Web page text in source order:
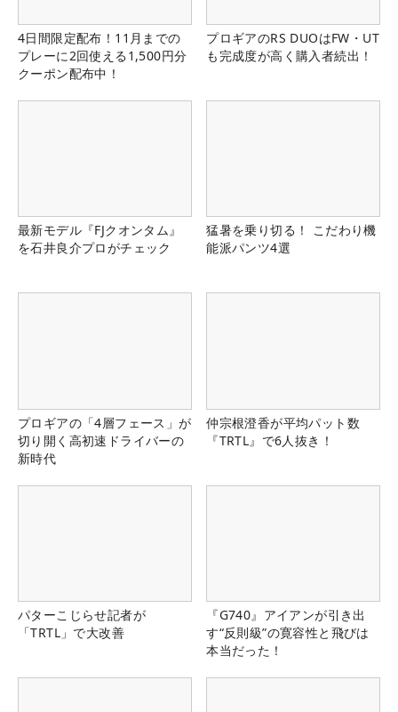
4日間限定配布！11月までの
プレーに2回使える1,500円分
クーポン配布中！
プロギアのRS DUOはFW・UT
も完成度が高く購入者続出！
最新モデル『FJクオンタム』
を石井良介プロがチェック
猛暑を乗り切る！ こだわり機
能派パンツ4選
プロギアの「4層フェース」が
切り開く高初速ドライバーの
新時代
仲宗根澄香が平均パット数
『TRTL』で6人抜き！
パターこじらせ記者が
「TRTL」で大改善
『G740』アイアンが引き出
す“反則級”の寛容性と飛びは
本当だった！